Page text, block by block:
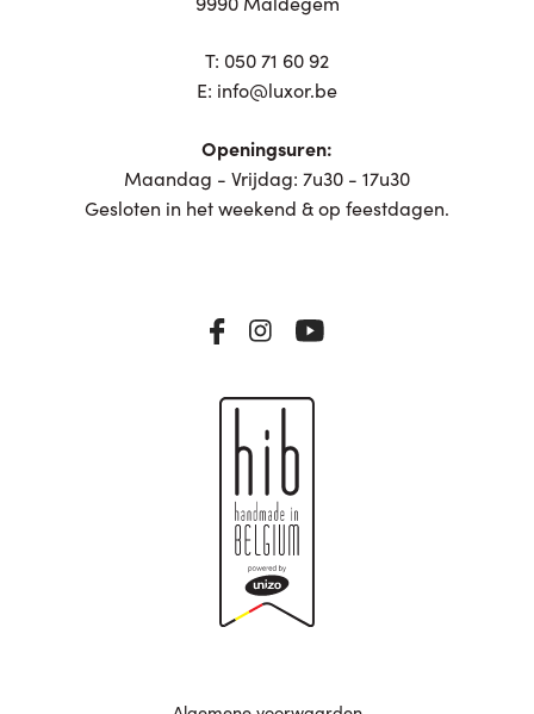
T: 050 71 60 92
E: info@luxor.be
Openingsuren:
Maandag - Vrijdag: 7u30 - 17u30
Gesloten in het weekend & op feestdagen.